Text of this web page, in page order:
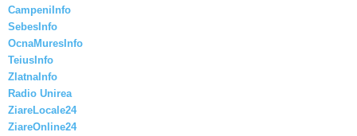
CampeniInfo
SebesInfo
OcnaMuresInfo
TeiusInfo
ZlatnaInfo
Radio Unirea
ZiareLocale24
ZiareOnline24